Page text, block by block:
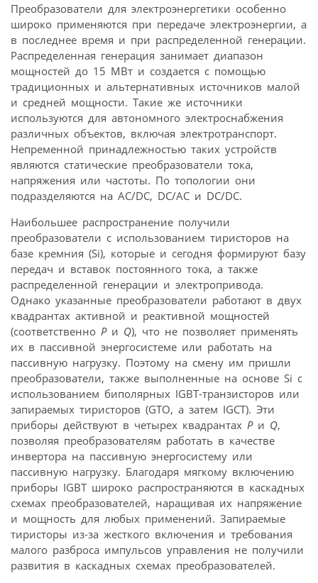
Преобразователи для электроэнергетики особенно
широко применяются при передаче электроэнергии, а
в последнее время и при распределенной генерации.
Распределенная генерация занимает диапазон
мощностей до 15 МВт и создается с помощью
традиционных и альтернативных источников малой
и средней мощности. Такие же источники
используются для автономного электроснабжения
различных объектов, включая электротранспорт.
Непременной принадлежностью таких устройств
являются статические преобразователи тока,
напряжения или частоты. По топологии они
подразделяются на AC/DC, DC/AC и DC/DC.
Наибольшее распространение получили
преобразователи с использованием тиристоров на
базе кремния (Si), которые и сегодня формируют базу
передач и вставок постоянного тока, а также
распределенной генерации и электропривода.
Однако указанные преобразователи работают в двух
квадрантах активной и реактивной мощностей
(соответственно Ри Q), что не позволяет применять
их в пассивной энергосистеме или работать на
пассивную нагрузку. Поэтому на смену им пришли
преобразователи, также выполненные на основе Si с
использованием биполярных IGBT-транзисторов или
запираемых тиристоров (GTO, а затем IGCT). Эти
приборы действуют в четырех квадрантах Р и Q,
позволяя преобразователям работать в качестве
инвертора на пассивную энергосистему или
пассивную нагрузку. Благодаря мягкому включению
приборы IGBT широко распространяются в каскадных
схемах преобразователей, наращивая их напряжение
и мощность для любых применений. Запираемые
тиристоры из-за жесткого включения и требования
малого разброса импульсов управления не получили
развития в каскадных схемах преобразователей.